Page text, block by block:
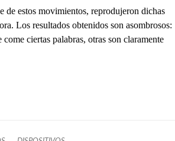
de estos movimientos, reprodujeron dichas
Los resultados obtenidos son asombrosos:
ciertas palabras, otras son claramente